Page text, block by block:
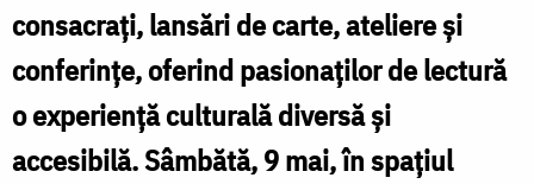
consacrați, lansări de carte, ateliere și
conferințe, oferind pasionaților de lectură
o experiență culturală diversă și
accesibilă. Sâmbătă, 9 mai, în spațiul